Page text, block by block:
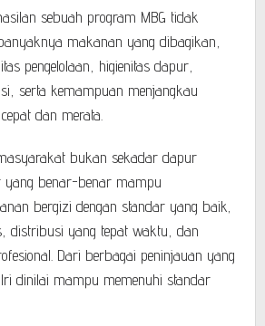
sebuah program MBG tidak
makanan yang dibagikan,
pengelolaan, higienitas dapur,
serta kemampuan menjangkau
dan merata.
bukan sekadar dapur
yang benar-benar mampu
bergizi dengan standar yang baik,
distribusi yang tepat waktu, dan
Dari berbagai peninjauan yang
dinilai mampu memenuhi standar